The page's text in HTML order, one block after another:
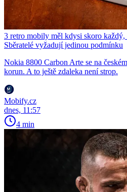
3 retro mobily měl kdysi skoro
Sběratelé vyžadují jedinou podmínku
Nokia 8800 Carbon Arte se na
korun. A to ještě zdaleka není strop.
Mobify.cz
dnes, 11:57
4 min